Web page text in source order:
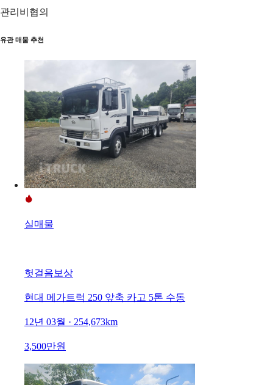
관리비 협의
유관 매물 추천
실매물
헛걸음보상
현대 메가트럭 250 앞축 카고 5톤 수동
12년 03월 · 254,673km
3,500만원